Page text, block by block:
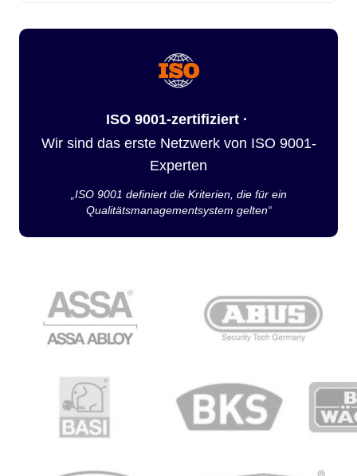
ISO 9001-zertifiziert ·
Wir sind das erste Netzwerk von ISO 9001-
Experten
„ISO 9001 definiert die Kriterien, die für ein
Qualitätsmanagementsystem gelten“